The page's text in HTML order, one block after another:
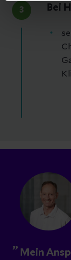
3 Bei
Mein